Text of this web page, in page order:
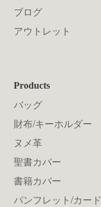
ブログ
アウトレット
Products
バッグ
財布/キーホルダー
ヌメ革
聖書カバー
書籍カバー
パンフレット/カード